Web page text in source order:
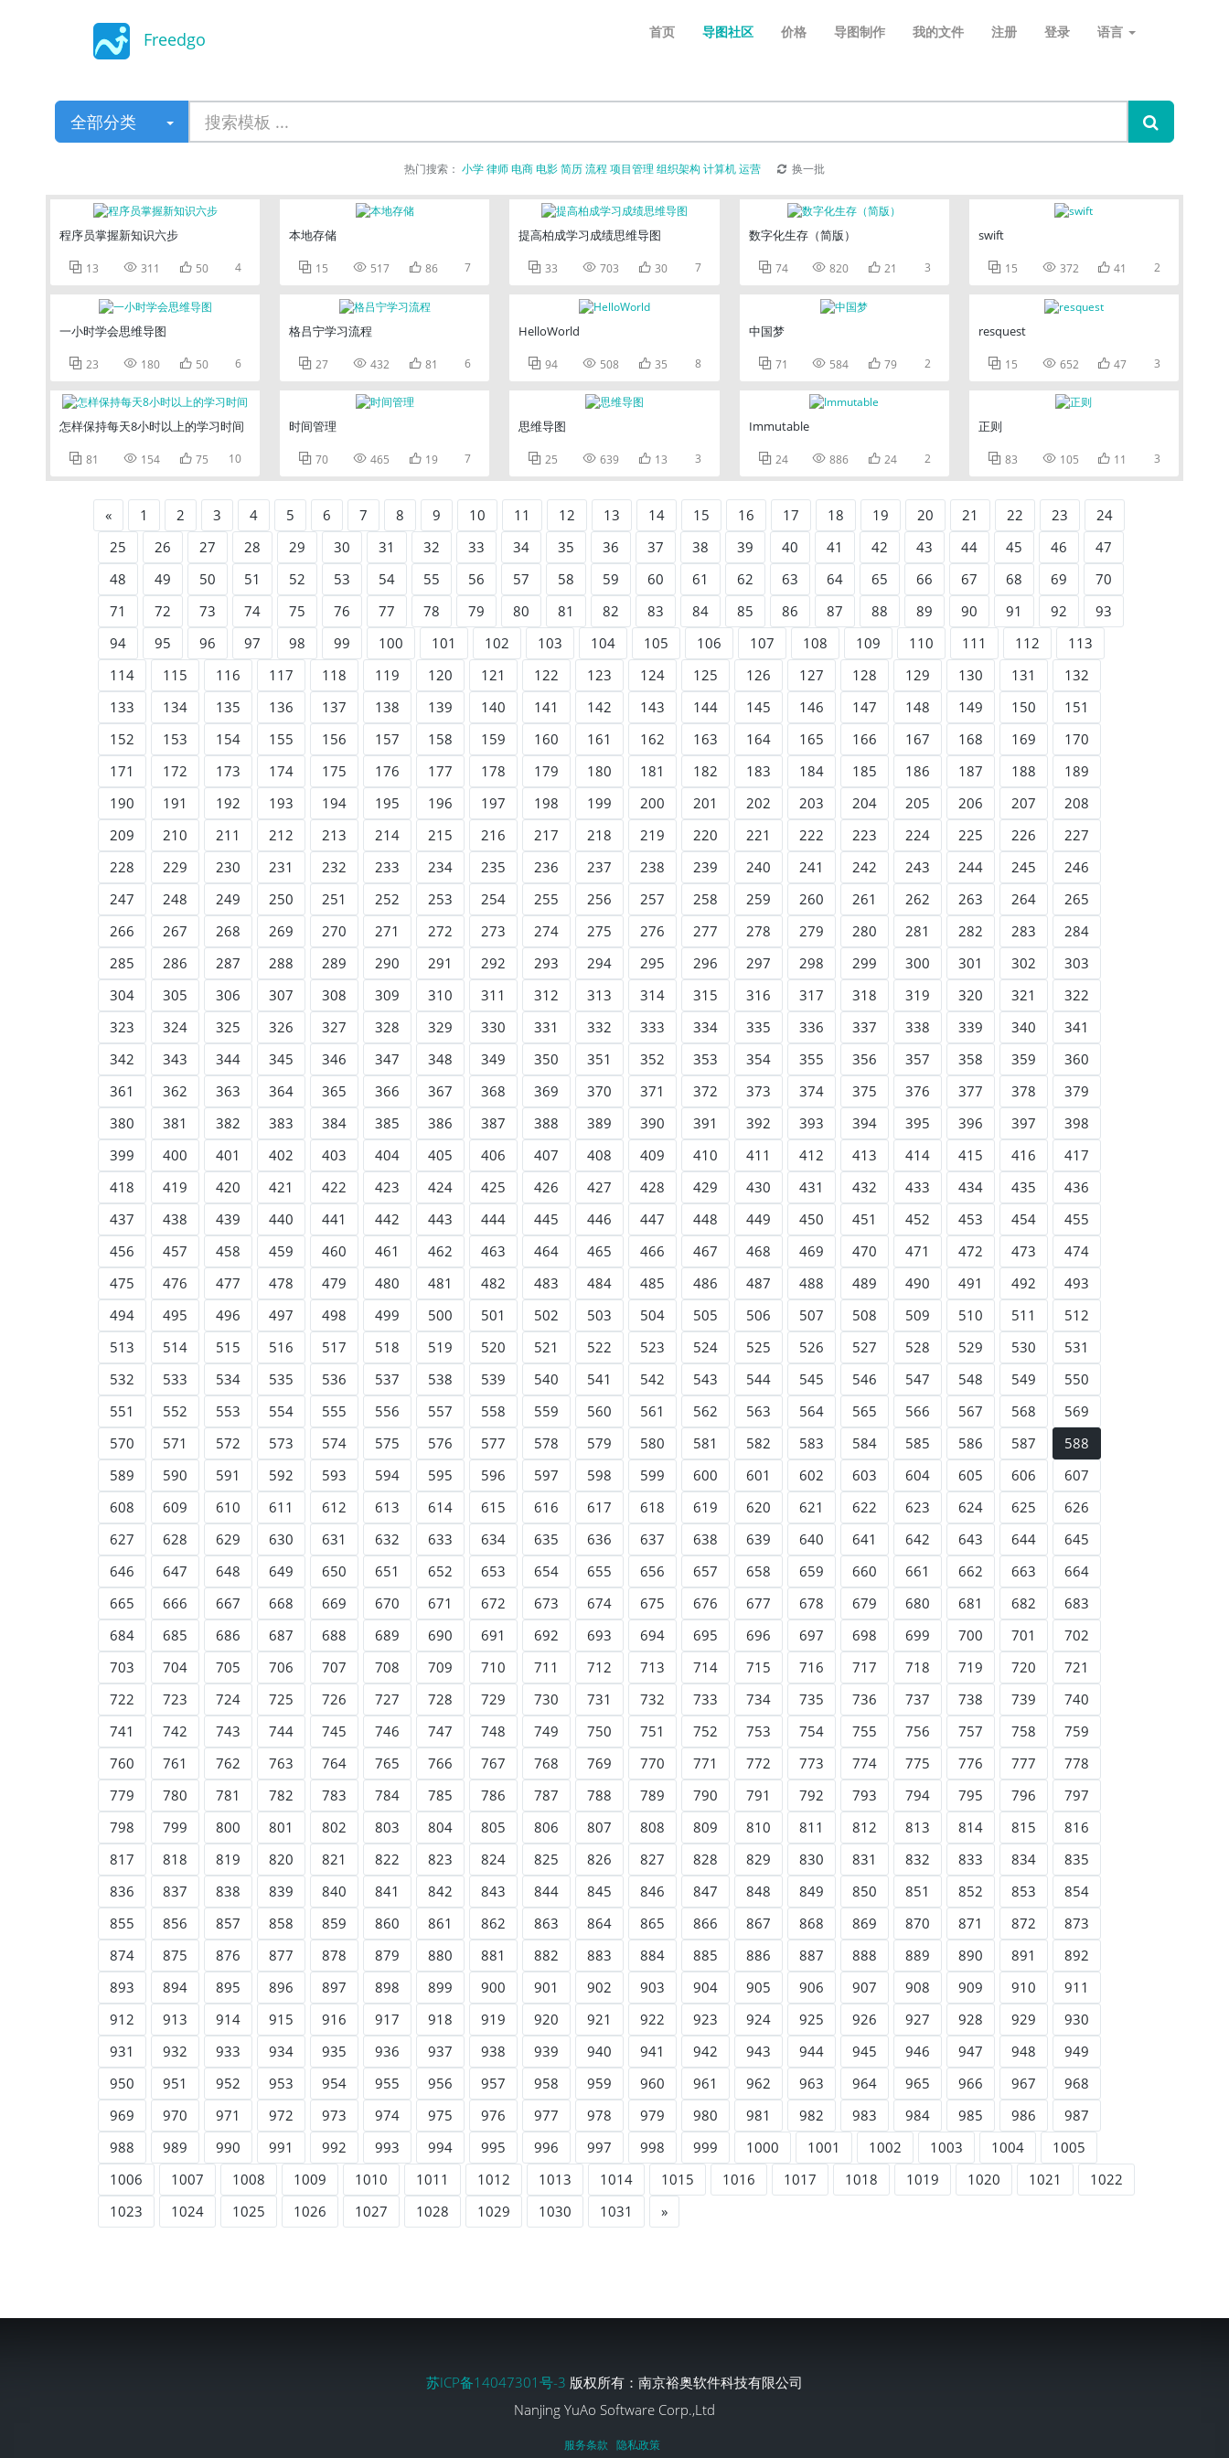
Freedgo 首页 导图社区 价格 导图制作 我的文件 注册 登录 语言
全部分类
热门搜索： 小学律师电商电影简历流程 项目管理 组织架构 计算机运营 换一批
程序员掌握新知识六步
 13  311  50 4
一小时学会思维导图
 23  180  50 6
怎样保持每天8小时以上的学习时间
 81  154  75 10
本地存储
 15  517  86 7
格吕宁学习流程
 27  432  81 6
时间管理
 70  465  19 7
提高柏成学习成绩思维导图
 33  703  30 7
HelloWorld
 94  508  35 8
思维导图
 25  639  13 3
数字化生存（简版）
 74  820  21 3
中国梦
 71  584  79 2
Immutable
 24  886  24 2
swift
 15  372  41 2
resquest
 15  652  47 3
正则
 83  105  11 3
« 1 2 3 4 5 6 7 8 9 10 11 12 13 14 15 16 17 18 19 20 21 22 23
24
25
26 27 28 29 30 31 32 33 34 35 36 37 38 39 40 41 42 43 44 45 46
47
48
49 50 51 52 53 54 55 56 57 58 59 60 61 62 63 64 65 66 67 68 69
70
71
72 73 74 75 76 77 78 79 80 81 82 83 84 85 86 87 88 89 90 91 92
93
94
95 96 97 98 99 100 101 102 103 104 105 106 107 108 109 110 111 112
113
114
115 116 117 118 119 120 121 122 123 124 125 126 127 128 129 130 131
132
133
134 135 136 137 138 139 140 141 142 143 144 145 146 147 148 149 150
151
152
153 154 155 156 157 158 159 160 161 162 163 164 165 166 167 168 169
170
171
172 173 174 175 176 177 178 179 180 181 182 183 184 185 186 187 188
189
190
191 192 193 194 195 196 197 198 199 200 201 202 203 204 205 206 207
208
209
210 211 212 213 214 215 216 217 218 219 220 221 222 223 224 225 226
227
228
229 230 231 232 233 234 235 236 237 238 239 240 241 242 243 244 245
246
247
248 249 250 251 252 253 254 255 256 257 258 259 260 261 262 263 264
265
266
267 268 269 270 271 272 273 274 275 276 277 278 279 280 281 282 283
284
285
286 287 288 289 290 291 292 293 294 295 296 297 298 299 300 301 302
303
304
305 306 307 308 309 310 311 312 313 314 315 316 317 318 319 320 321
322
323
324 325 326 327 328 329 330 331 332 333 334 335 336 337 338 339 340
341
342
343 344 345 346 347 348 349 350 351 352 353 354 355 356 357 358 359
360
361
362 363 364 365 366 367 368 369 370 371 372 373 374 375 376 377 378
379
380
381 382 383 384 385 386 387 388 389 390 391 392 393 394 395 396 397
398
399
400 401 402 403 404 405 406 407 408 409 410 411 412 413 414 415 416
417
418
419 420 421 422 423 424 425 426 427 428 429 430 431 432 433 434 435
436
437
438 439 440 441 442 443 444 445 446 447 448 449 450 451 452 453 454
455
456
457 458 459 460 461 462 463 464 465 466 467 468 469 470 471 472 473
474
475
476 477 478 479 480 481 482 483 484 485 486 487 488 489 490 491 492
493
494
495 496 497 498 499 500 501 502 503 504 505 506 507 508 509 510 511
512
513
514 515 516 517 518 519 520 521 522 523 524 525 526 527 528 529 530
531
532
533 534 535 536 537 538 539 540 541 542 543 544 545 546 547 548 549
550
551
552 553 554 555 556 557 558 559 560 561 562 563 564 565 566 567 568
569
570
571 572 573 574 575 576 577 578 579 580 581 582 583 584 585 586 587
588
589
590 591 592 593 594 595 596 597 598 599 600 601 602 603 604 605 606
607
608
609 610 611 612 613 614 615 616 617 618 619 620 621 622 623 624 625
626
627
628 629 630 631 632 633 634 635 636 637 638 639 640 641 642 643 644
645
646
647 648 649 650 651 652 653 654 655 656 657 658 659 660 661 662 663
664
665
666 667 668 669 670 671 672 673 674 675 676 677 678 679 680 681 682
683
684
685 686 687 688 689 690 691 692 693 694 695 696 697 698 699 700 701
702
703
704 705 706 707 708 709 710 711 712 713 714 715 716 717 718 719 720
721
722
723 724 725 726 727 728 729 730 731 732 733 734 735 736 737 738 739
740
741
742 743 744 745 746 747 748 749 750 751 752 753 754 755 756 757 758
759
760
761 762 763 764 765 766 767 768 769 770 771 772 773 774 775 776 777
778
779
780 781 782 783 784 785 786 787 788 789 790 791 792 793 794 795 796
797
798
799 800 801 802 803 804 805 806 807 808 809 810 811 812 813 814 815
816
817
818 819 820 821 822 823 824 825 826 827 828 829 830 831 832 833 834
835
836
837 838 839 840 841 842 843 844 845 846 847 848 849 850 851 852 853
854
855
856 857 858 859 860 861 862 863 864 865 866 867 868 869 870 871 872
873
874
875 876 877 878 879 880 881 882 883 884 885 886 887 888 889 890 891
892
893
894 895 896 897 898 899 900 901 902 903 904 905 906 907 908 909 910
911
912
913 914 915 916 917 918 919 920 921 922 923 924 925 926 927 928 929
930
931
932 933 934 935 936 937 938 939 940 941 942 943 944 945 946 947 948
949
950
951 952 953 954 955 956 957 958 959 960 961 962 963 964 965 966 967
968
969
970 971 972 973 974 975 976 977 978 979 980 981 982 983 984 985 986
987
988
989 990 991 992 993 994 995 996 997 998 999 1000 1001 1002 1003 1004
1005
1006
1007 1008 1009 1010 1011 1012 1013 1014 1015 1016 1017 1018 1019 1020 1021
1022
1023
1024 1025 1026 1027 1028 1029 1030 1031 »
苏ICP备14047301号-3 版权所有：南京裕奥软件科技有限公司
Nanjing YuAo Software Corp.,Ltd
服务条款 隐私政策